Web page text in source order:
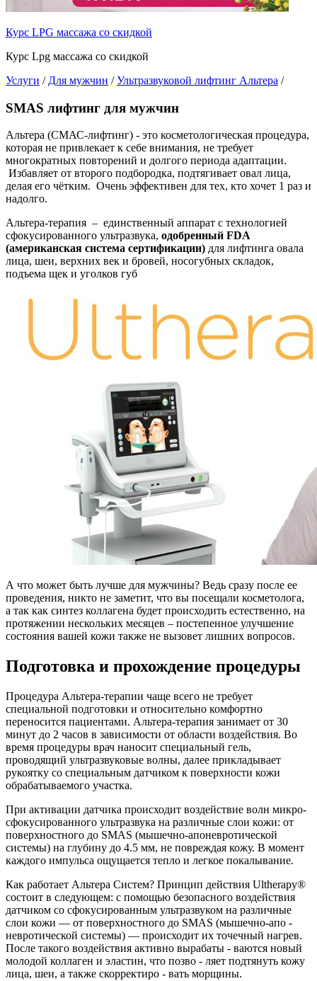
Курс LPG массажа со скидкой
Курс Lpg массажа со скидкой
Услуги / Для мужчин /Ультразвуковой лифтинг Альтера /
SMAS лифтинг для мужчин
Альтера (СМАС-лифтинг) - это косметологическая процедура,
которая не привлекает к себе внимания, не требует
многократных повторений и долгого периода адаптации.
Избавляет от второго подбородка, подтягивает овал лица,
делая его чётким. Очень эффективен для тех, кто хочет 1 раз и
надолго.
Альтера-терапия – единственный аппарат c технологией
сфокусированного ультразвука, одобренный FDA
(американская система сертификации) для лифтинга овала
лица, шеи, верхних век и бровей, носогубных складок,
подъема щек и уголков губ
А что может быть лучше для мужчины? Ведь сразу после ее
проведения, никто не заметит, что вы посещали косметолога,
а так как синтез коллагена будет происходить естественно, на
протяжении нескольких месяцев – постепенное улучшение
состояния вашей кожи также не вызовет лишних вопросов.
Подготовка и прохождение процедуры
Процедура Альтера-терапии чаще всего не требует
специальной подготовки и относительно комфортно
переносится пациентами. Альтера-терапия занимает от 30
минут до 2 часов в зависимости от области воздействия. Во
время процедуры врач наносит специальный гель,
проводящий ультразвуковые волны, далее прикладывает
рукоятку со специальным датчиком к поверхности кожи
обрабатываемого участка.
При активации датчика происходит воздействие волн микро-
сфокусированного ультразвука на различные слои кожи: от
поверхностного до SMAS (мышечно-апоневротической
системы) на глубину до 4.5 мм, не повреждая кожу. В момент
каждого импульса ощущается тепло и легкое покалывание.
Как работает Альтера Систем? Принцип действия Ultherapy®
состоит в следующем: с помощью безопасного воздействия
датчиком со сфокусированным ультразвуком на различные
слои кожи — от поверхностного до SMAS (мышечно-апо -
невротической системы) — происходит их точечный нагрев.
После такого воздействия активно вырабаты - ваются новый
молодой коллаген и эластин, что позво - ляет подтянуть кожу
лица, шеи, а также скорректиро - вать морщины.